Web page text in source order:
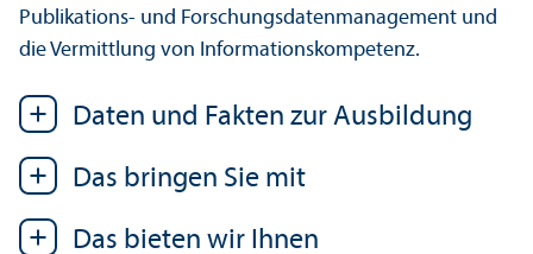
Publikations- und Forschungs­daten­management und
die Vermittlung von Informations­kompetenz.
Daten und Fakten zur Ausbildung
Das bringen Sie mit
Das bieten wir Ihnen